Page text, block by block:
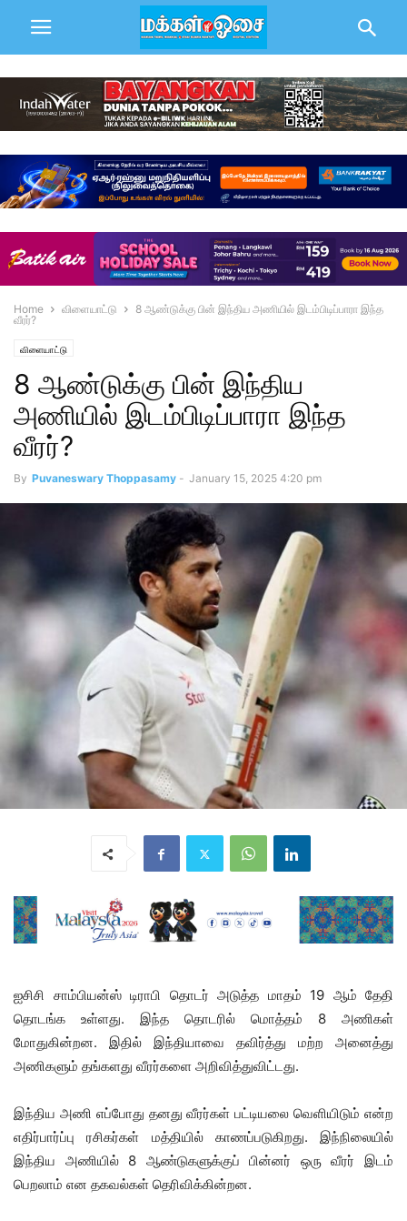
Home விளையாட்டு
8 ஆண்டுக்கு பின் இந்திய அணியில் இடம்பிடிப்பாரா இந்த
வீரர்?
விளையாட்டு
8 ஆண்டுக்கு பின் இந்திய
அணியில் இடம்பிடிப்பாரா இந்த
வீரர்?
By Puvaneswary Thoppasamy - January 15, 2025 4:20 pm
ஐசிசி சாம்பியன்ஸ் டிராபி தொடர் அடுத்த மாதம் 19 ஆம் தேதி
தொடங்க உள்ளது. இந்த தொடரில் மொத்தம் 8 அணிகள்
மோதுகின்றன. இதில் இந்தியாவை தவிர்த்து மற்ற அனைத்து
அணிகளும் தங்களது வீரர்களை அறிவித்துவிட்டது.
இந்திய அணி எப்போது தனது வீரர்கள் பட்டியலை வெளியிடும் என்ற
எதிர்பார்ப்பு ரசிகர்கள் மத்தியில் காணப்படுகிறது. இந்நிலையில்
இந்திய அணியில் 8 ஆண்டுகளுக்குப் பின்னர் ஒரு வீரர் இடம்
பெறலாம் என தகவல்கள் தெரிவிக்கின்றன.